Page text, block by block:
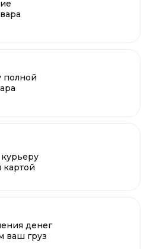
полной
денег
ваш груз